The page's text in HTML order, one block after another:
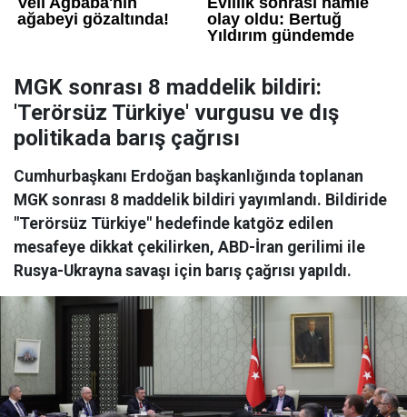
MGK sonrası 8 maddelik bildiri:
'Terörsüz Türkiye' vurgusu ve dış
politikada barış çağrısı
Cumhurbaşkanı Erdoğan başkanlığında toplanan
MGK sonrası 8 maddelik bildiri yayımlandı. Bildiride
"Terörsüz Türkiye" hedefinde katgöz edilen
mesafeye dikkat çekilirken, ABD-İran gerilimi ile
Rusya-Ukrayna savaşı için barış çağrısı yapıldı.